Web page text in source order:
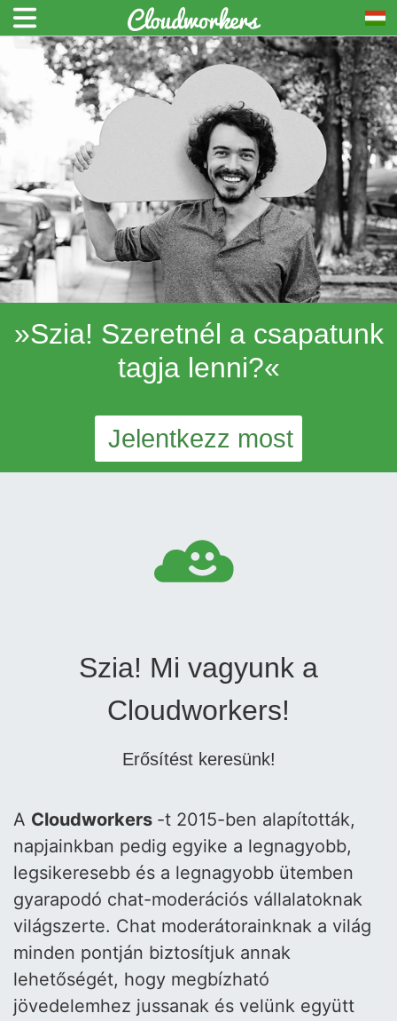
»Szia! Szeretnél a csapatunk
tagja lenni?«
Jelentkezz most
Szia! Mi vagyunk a
Cloudworkers!
Erősítést keresünk!
A Cloudworkers -t 2015-ben alapították,
napjainkban pedig egyike a legnagyobb,
legsikeresebb és a legnagyobb ütemben
gyarapodó chat-moderációs vállalatoknak
világszerte. Chat moderátorainknak a világ
minden pontján biztosítjuk annak
lehetőségét, hogy megbízható
jövedelemhez jussanak és velünk együtt